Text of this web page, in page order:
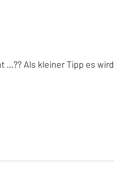
…?? Als kleiner Tipp es wird